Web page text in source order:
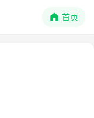
首页